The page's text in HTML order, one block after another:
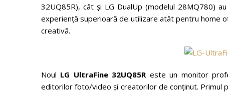
32UQ85R), cât și LG DualUp (modelul 28MQ780)
experiență superioară de utilizare atât pentru home
creativă.
Noul LG UltraFine 32UQ85Reste un monitor
editorilor foto/video și creatorilor de conținut. Primul